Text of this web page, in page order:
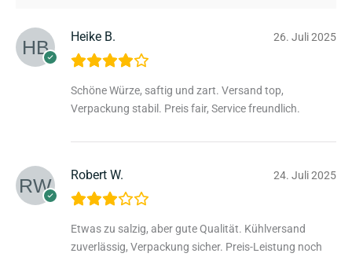
Heike B. 26. Juli 2025
Schöne Würze, saftig und zart. Versand top,
Verpackung stabil. Preis fair, Service freundlich.
Robert W. 24. Juli 2025
Etwas zu salzig, aber gute Qualität. Kühlversand
zuverlässig, Verpackung sicher. Preis-Leistung noch